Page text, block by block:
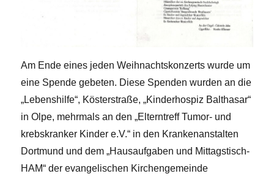
Am Ende eines jeden Weihnachtskonzerts wurde um
eine Spende gebeten. Diese Spenden wurden an die
„Lebenshilfe“, Kösterstraße, „Kinderhospiz Balthasar“
in Olpe, mehrmals an den „Elterntreff Tumor- und
krebskranker Kinder e.V.“ in den Krankenanstalten
Dortmund und dem „Hausaufgaben und Mittagstisch-
HAM“ der evangelischen Kirchengemeinde